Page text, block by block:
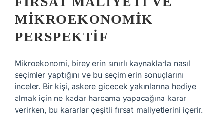
MIKROEKONOMIK
PERSPEKTIF
Mikroekonomi, bireylerin sınırlı kaynaklarla nasıl
seçimler yaptığını ve bu seçimlerin sonuçlarını
inceler. Bir kişi, askere gidecek yakınlarına hediye
almak için ne kadar harcama yapacağına karar
verirken, bu kararlar çeşitli fırsat maliyetlerini içerir.